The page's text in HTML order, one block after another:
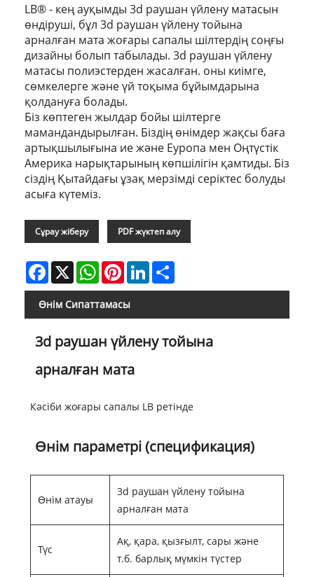
LB® - кең ауқымды 3d раушан үйлену матасын
өндіруші, бұл 3d раушан үйлену тойына
арналған мата жоғары сапалы шілтердің соңғы
дизайны болып табылады. 3d раушан үйлену
матасы полиэстерден жасалған. оны киімге,
сөмкелерге және үй тоқыма бұйымдарына
қолдануға болады.
Біз көптеген жылдар бойы шілтерге
мамандандырылған. Біздің өнімдер жақсы баға
артықшылығына ие және Еуропа мен Оңтүстік
Америка нарықтарының көпшілігін қамтиды. Біз
сіздің Қытайдағы ұзақ мерзімді серіктес болуды
асыға күтеміз.
Сұрау жіберу PDF жүктеп алу
Facebook
X WhatsAppPinterestLinkedIn
Өнім Сипаттамасы
3d раушан үйлену тойына
арналған мата
Кәсіби жоғары сапалы LB ретінде
Өнім параметрі (спецификация)
Өнім атауы
3d раушан үйлену тойына
арналған мата
Түс
Ақ, қара, қызғылт, сары және
т.б. барлық мүмкін түстер